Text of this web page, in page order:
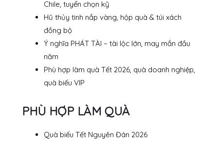
Chile, tuyển chọn kỹ
Hũ thủy tinh nắp vàng, hộp quà & túi xách
đồng bộ
Ý nghĩa PHÁT TÀI – tài lộc lớn, may mắn đầu
năm
Phù hợp làm quà Tết 2026, quà doanh nghiệp,
quà biếu VIP
PHÙ HỢP LÀM QUÀ
Quà biếu Tết Nguyên Đán 2026